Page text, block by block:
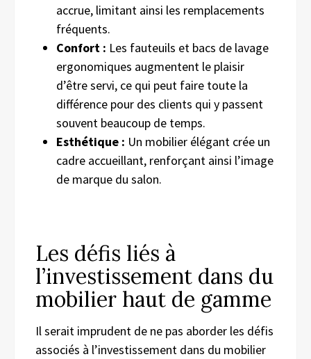
accrue, limitant ainsi les remplacements
fréquents.
Confort : Les fauteuils et bacs de lavage
ergonomiques augmentent le plaisir
d’être servi, ce qui peut faire toute la
différence pour des clients qui y passent
souvent beaucoup de temps.
Esthétique : Un mobilier élégant crée un
cadre accueillant, renforçant ainsi l’image
de marque du salon.
Les défis liés à
l’investissement dans du
mobilier haut de gamme
Il serait imprudent de ne pas aborder les défis
associés à l’investissement dans du mobilier